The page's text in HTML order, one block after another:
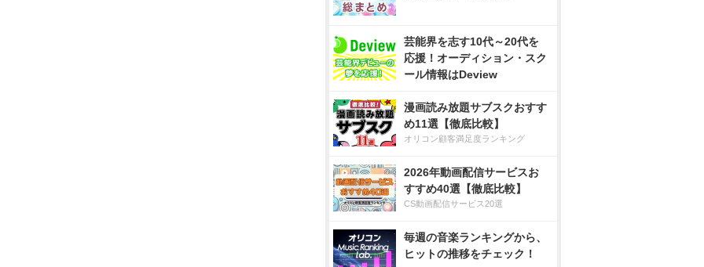
芸能界を志す10代～20代を
応援！オーディション・スク
ール情報はDeview
漫画読み放題サブスクおすす
め11選【徹底比較】
オリコン顧客満足度ランキング
2026年動画配信サービスお
すすめ40選【徹底比較】
CS動画配信サービス20選
毎週の音楽ランキングから、
ヒットの推移をチェック！